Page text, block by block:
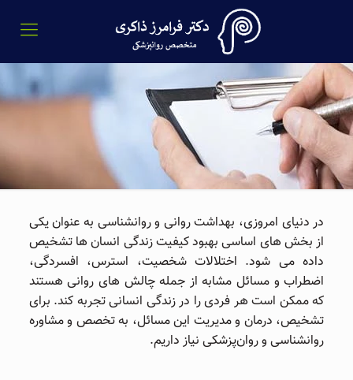
در دنیای امروزی، بهداشت روانی و روانشناسی به عنوان یکی
از بخش ‌های اساسی بهبود کیفیت زندگی انسان‌ ها تشخیص
داده می‌ شود. اختلالات شخصیت، استرس، افسردگی،
اضطراب و مسائل مشابه از جمله چالش ‌های روانی هستند
که ممکن است هر فردی را در زندگی انسانی تجربه کند. برای
تشخیص، درمان و مدیریت این مسائل، به تخصص و مشاوره
روانشناسی و روان‌پزشکی نیاز داریم.